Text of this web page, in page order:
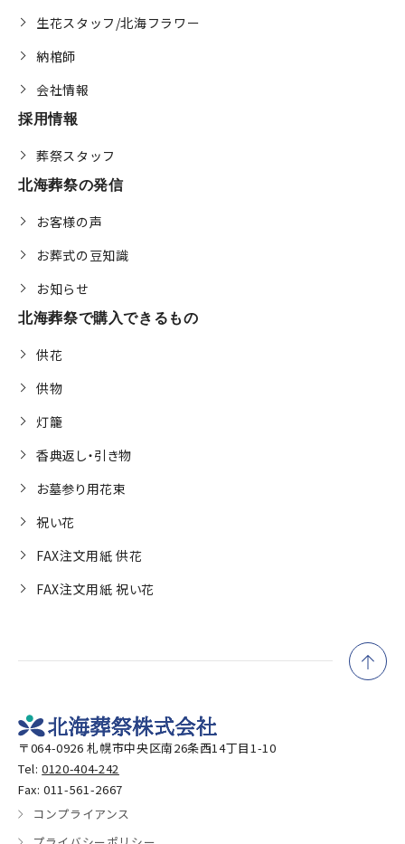
生花スタッフ/北海フラワー
納棺師
会社情報
採用情報
葬祭スタッフ
北海葬祭の発信
お客様の声
お葬式の豆知識
お知らせ
北海葬祭で購入できるもの
供花
供物
灯籠
香典返し・引き物
お墓参り用花束
祝い花
FAX注文用紙 供花
FAX注文用紙 祝い花
〒064-0926 札幌市中央区南26条西14丁目1-10
Tel:0120-404-242
Fax: 011-561-2667
コンプライアンス